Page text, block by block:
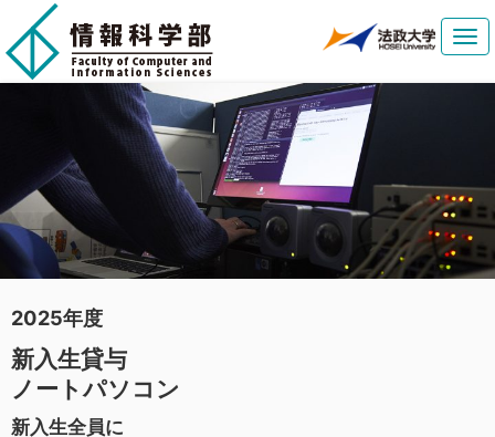
2025年度
新入生貸与
ノートパソコン
新入生全員に